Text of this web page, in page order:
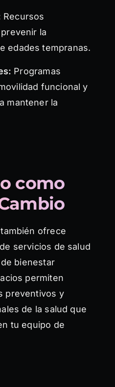
Recursos
la
edades tempranas.
Programas
funcional y
mantener la
como
ofrece
servicios de salud
bienestar
permiten
preventivos y
de la salud que
tu equipo de